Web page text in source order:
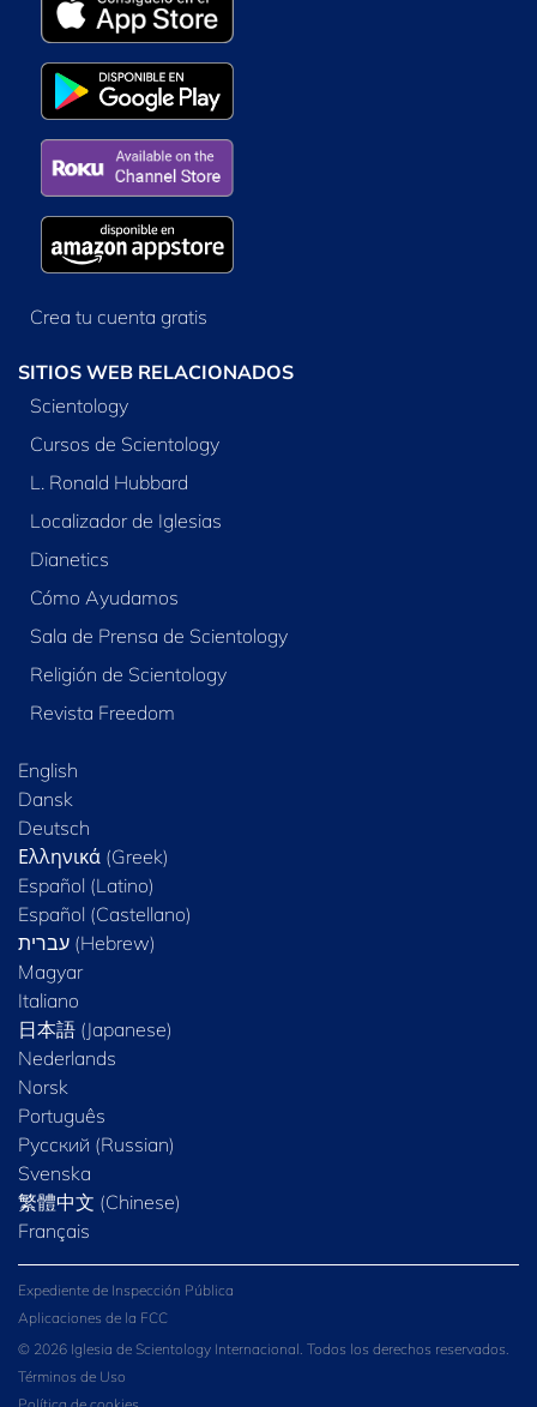
Crea tu cuenta gratis
SITIOS WEB RELACIONADOS
Scientology
Cursos de Scientology
L. Ronald Hubbard
Localizador de Iglesias
Dianetics
Cómo Ayudamos
Sala de Prensa de Scientology
Religión de Scientology
Revista Freedom
English
Dansk
Deutsch
Ελληνικά (Greek)
Español (Latino)
Español (Castellano)
Magyar
Italiano
日本語 (Japanese)
Nederlands
Norsk
Português
Русский (Russian)
Svenska
繁體中文 (Chinese)
Français
Expediente de Inspección Pública
Aplicaciones de la FCC
© 2026 Iglesia de Scientology Internacional. Todos los derechos reservados.
Términos de Uso